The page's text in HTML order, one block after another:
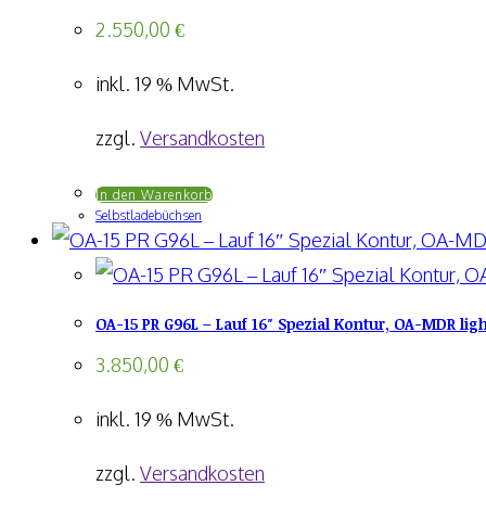
2.550,00 €
inkl. 19 % MwSt.
zzgl. Versandkosten
In den Warenkorb
Selbstladebüchsen
OA-15 PR G96L – Lauf 16″ Spezial Kontur, OA-MDR
3.850,00 €
inkl. 19 % MwSt.
zzgl. Versandkosten